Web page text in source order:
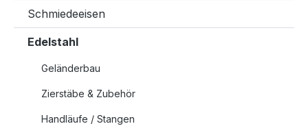
Schmiedeeisen
Edelstahl
Geländerbau
Zierstäbe & Zubehör
Handläufe / Stangen